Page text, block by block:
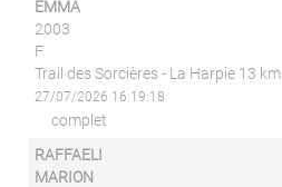
EMMA
2003
F
Trail des Sorcières - La Harpie 13 km
27/07/2026 16:19:18
complet
RAFFAELI
MARION